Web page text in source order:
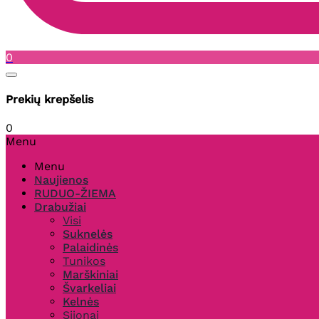
0
Prekių krepšelis
0
Menu
Menu
Naujienos
RUDUO-ŽIEMA
Drabužiai
Visi
Suknelės
Palaidinės
Tunikos
Marškiniai
Švarkeliai
Kelnės
Sijonai